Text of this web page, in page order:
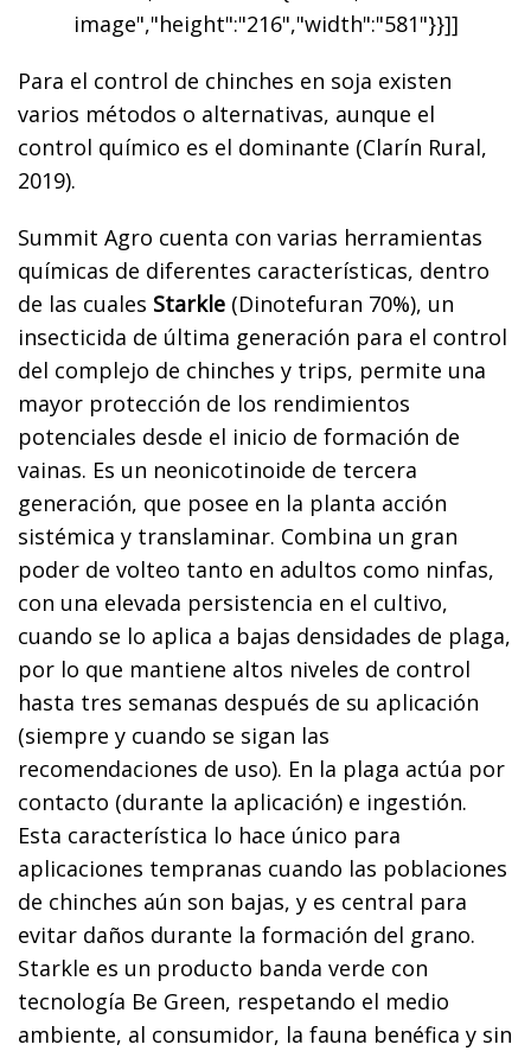
image","height":"216","width":"581"}}]]
Para el control de chinches en soja existen
varios métodos o alternativas, aunque el
control químico es el dominante (Clarín Rural,
2019).
Summit Agro cuenta con varias herramientas
químicas de diferentes características, dentro
de las cuales Starkle (Dinotefuran 70%), un
insecticida de última generación para el control
del complejo de chinches y trips, permite una
mayor protección de los rendimientos
potenciales desde el inicio de formación de
vainas. Es un neonicotinoide de tercera
generación, que posee en la planta acción
sistémica y translaminar. Combina un gran
poder de volteo tanto en adultos como ninfas,
con una elevada persistencia en el cultivo,
cuando se lo aplica a bajas densidades de plaga,
por lo que mantiene altos niveles de control
hasta tres semanas después de su aplicación
(siempre y cuando se sigan las
recomendaciones de uso). En la plaga actúa por
contacto (durante la aplicación) e ingestión.
Esta característica lo hace único para
aplicaciones tempranas cuando las poblaciones
de chinches aún son bajas, y es central para
evitar daños durante la formación del grano.
Starkle es un producto banda verde con
tecnología Be Green, respetando el medio
ambiente, al consumidor, la fauna benéfica y sin